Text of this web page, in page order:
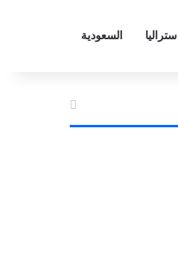
استراليا السعودية